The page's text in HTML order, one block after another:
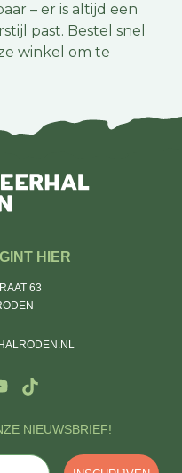
– er is altijd een
past. Bestel snel
winkel om te
NIEUWSBRIEF!
HIER
63